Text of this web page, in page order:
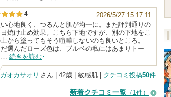
4
2026/5/27 15:17:11
心地良く、つるんと肌が均一に。また評判通りの
焼け止め効果。こちら下地ですが、別の下地をこ
から塗ってもそう喧嘩しないのも良いところ。
選んだローズ色は、ブルベの私にはあまりトー
… 続きを読む
オカサオリ さん | 42歳 | 敏感肌 | クチコミ投稿50件
新着クチコミ一覧 （1件）